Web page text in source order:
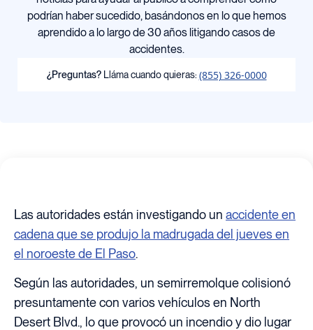
Las autoridades están investigando un accidente en
cadena que se produjo la madrugada del jueves en
el noroeste de El Paso.
Según las autoridades, un semirremolque colisionó
presuntamente con varios vehículos en North
Desert Blvd., lo que provocó un incendio y dio lugar
podrían haber sucedido, basándonos en lo que hemos
aprendido a lo largo de 30 años litigando casos de
accidentes.
¿Preguntas? Lláma cuando quieras: (855) 326-0000